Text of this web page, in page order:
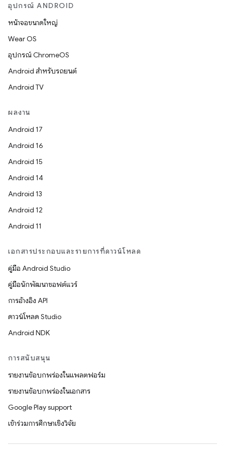
อุปกรณ์ ANDROID
หน้าจอขนาดใหญ่
Wear OS
อุปกรณ์ ChromeOS
Android สำหรับรถยนต์
Android TV
ผลงาน
Android 17
Android 16
Android 15
Android 14
Android 13
Android 12
Android 11
เอกสารประกอบและรายการที่ดาวน์โหลด
คู่มือ Android Studio
คู่มือนักพัฒนาซอฟต์แวร์
การอ้างอิง API
ดาวน์โหลด Studio
Android NDK
การสนับสนุน
รายงานข้อบกพร่องในแพลตฟอร์ม
รายงานข้อบกพร่องในเอกสาร
Google Play support
เข้าร่วมการศึกษาเชิงวิจัย